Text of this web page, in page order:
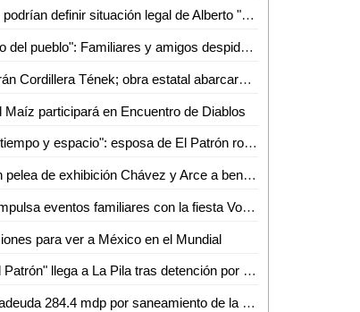
Esta tarde podrían definir situación legal de Alberto "N", "El Patrón", por violencia familiar
"Un político del pueblo": Familiares y amigos despiden a Juan José Ortiz Azuara con toque de silencio
Rehabilitarán Cordillera Tének; obra estatal abarcará 30 kilómetros
Maíz participará en Encuentro de Diablos
"Necesito tiempo y espacio": esposa de El Patrón rompe el silencio tras su detención por presunta violencia
Realizarán pelea de exhibición Chávez y Arce a beneficio en Puebla
San Luis impulsa eventos familiares con la fiesta Volks Girls
para ver a México en el Mundial
Alberto "El Patrón" llega a La Pila tras detención por presuntas agresiones
Interapas adeuda 284.4 mdp por saneamiento de la planta de aguas residuales Tanque Tenorio